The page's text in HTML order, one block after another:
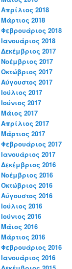
Απρίλιος 2018
Μάρτιος 2018
Φεβρουάριος 2018
Ιανουάριος 2018
Δεκέμβριος 2017
Νοέμβριος 2017
Οκτώβριος 2017
Αύγουστος 2017
Ιούλιος 2017
Ιούνιος 2017
Μάιος 2017
Απρίλιος 2017
Μάρτιος 2017
Φεβρουάριος 2017
Ιανουάριος 2017
Δεκέμβριος 2016
Νοέμβριος 2016
Οκτώβριος 2016
Αύγουστος 2016
Ιούλιος 2016
Ιούνιος 2016
Μάιος 2016
Μάρτιος 2016
Φεβρουάριος 2016
Ιανουάριος 2016